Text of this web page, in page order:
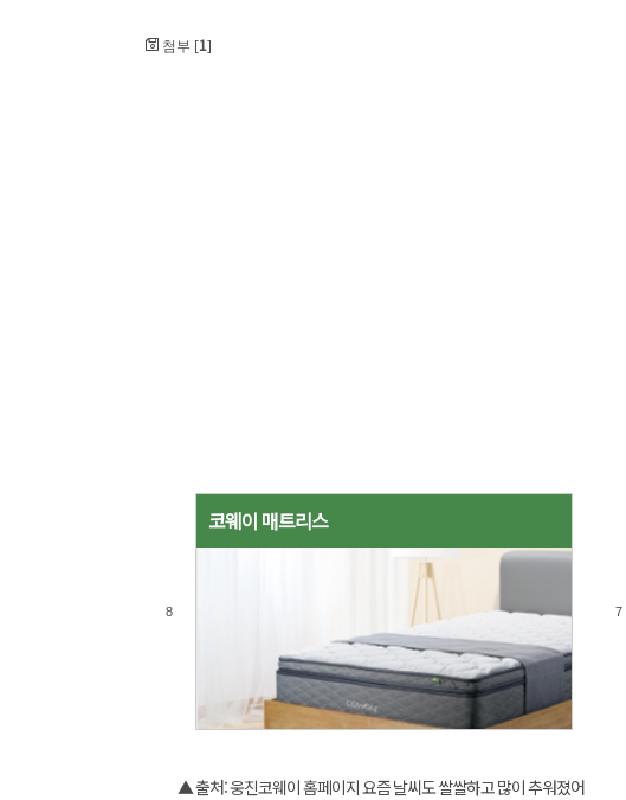
첨부 [1]
8
코웨이 매트리스
▲ 출처: 웅진코웨이 홈페이지 요즘 날씨도 쌀쌀하고 많이 추워졌어
7